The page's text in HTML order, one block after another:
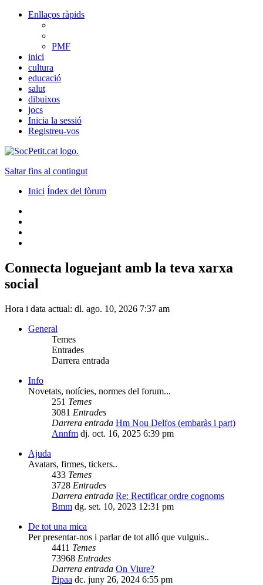
Enllaços ràpids
PMF
inici
cultura
educació
salut
dibuixos
jocs
Inicia la sessió
Registreu-vos
Saltar fins al contingut
Inici Índex del fòrum
Connecta loguejant amb la teva xarxa
social
Hora i data actual: dl. ago. 10, 2026 7:37 am
General
Temes
Entrades
Darrera entrada
Info
Novetats, notícies, normes del forum...
251 Temes
3081 Entrades
Darrera entrada Hm Nou Delfos (embaràs i part)
Annfm dj. oct. 16, 2025 6:39 pm
Ajuda
Avatars, firmes, tickers..
433 Temes
3728 Entrades
Darrera entrada Re: Rectificar ordre cognoms
Bmm dg. set. 10, 2023 12:31 pm
De tot una mica
Per presentar-nos i parlar de tot alló que vulguis..
4411 Temes
73968 Entrades
Darrera entrada On Viure?
Pipaa dc. juny 26, 2024 6:55 pm